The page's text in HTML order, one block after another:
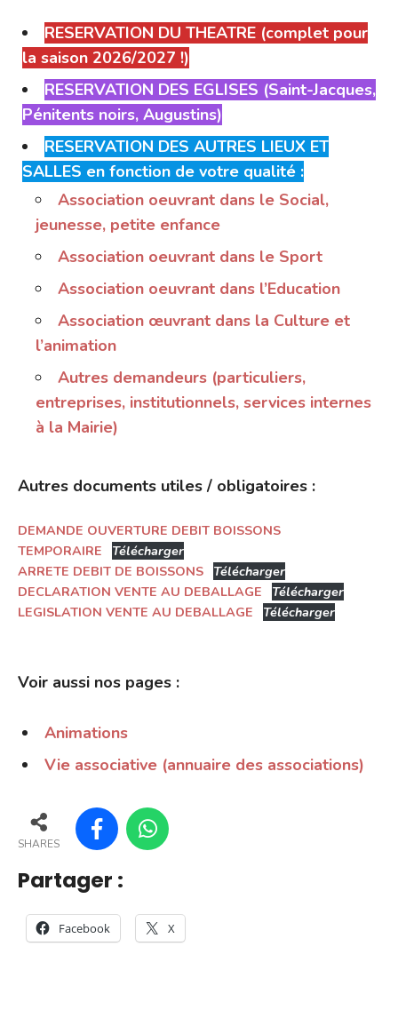
RESERVATION DU THEATRE (complet pour
la saison 2026/2027 !)
RESERVATION DES EGLISES (Saint-Jacques,
Pénitents noirs, Augustins)
RESERVATION DES AUTRES LIEUX ET
SALLES en fonction de votre qualité :
Association oeuvrant dans le Social,
jeunesse, petite enfance
Association oeuvrant dans le Sport
Association oeuvrant dans l’Education
Association œuvrant dans la Culture et
l’animation
Autres demandeurs (particuliers,
entreprises, institutionnels, services internes
à la Mairie)
Autres documents utiles / obligatoires :
DEMANDE OUVERTURE DEBIT BOISSONS
TEMPORAIRE
Télécharger
ARRETE DEBIT DE BOISSONS Télécharger
DECLARATION VENTE AU DEBALLAGE
Télécharger
LEGISLATION VENTE AU DEBALLAGE
Télécharger
Voir aussi nos pages :
Animations
Vie associative (annuaire des associations)
SHARES
Partager :
Facebook X